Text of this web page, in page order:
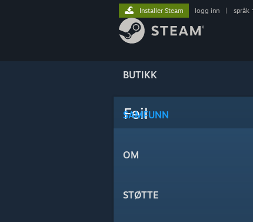
BUTIKK
SAMFUNN
OM
STØTTE
Installer Steam logg inn språk
Feil